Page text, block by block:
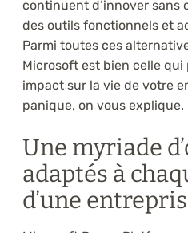
continuent d’innover sans
des outils fonctionnels et
Parmi toutes ces
Microsoft est bien celle qui
impact sur la vie de votre
panique, on vous explique.
Une myriade
adaptés à
d’une